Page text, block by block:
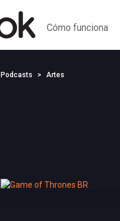
Cómo funciona
Podcasts Artes